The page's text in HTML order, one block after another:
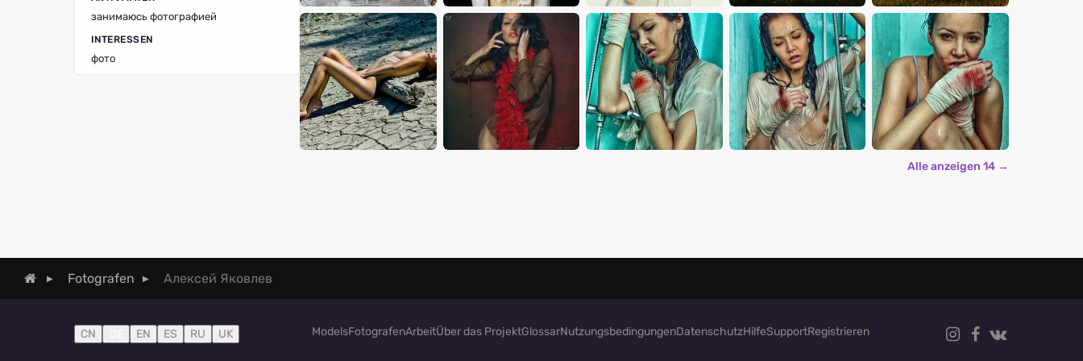
занимаюсь фотографией
INTERESSEN
фото
Alle anzeigen 14 →
Fotografen Алексей Яковлев
CN EN ES RU UK ModelsFotografenArbeitÜber das ProjektGlossarNutzungsbedingungenDatenschutzHilfeSupportRegistrieren